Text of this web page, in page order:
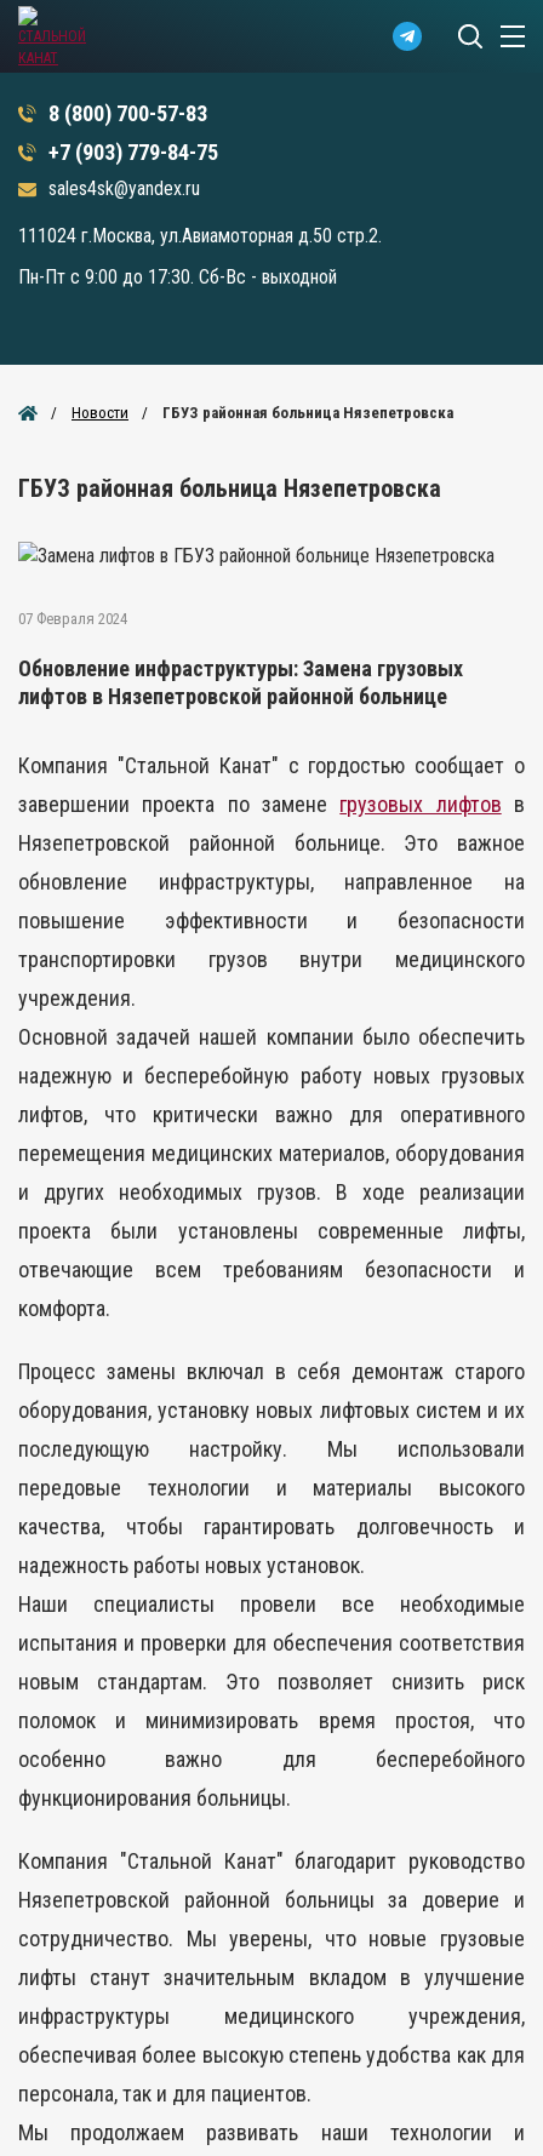
8 (800) 700-57-83
+7 (903) 779-84-75
sales4sk@yandex.ru
111024 г.Москва, ул.Авиамоторная д.50 стр.2.
Пн-Пт с 9:00 до 17:30. Сб-Вс - выходной
Новости ГБУЗ районная больница Нязепетровска
ГБУЗ районная больница Нязепетровска
07 Февраля 2024
Обновление инфраструктуры: Замена грузовых
лифтов в Нязепетровской районной больнице
Компания "Стальной Канат" с гордостью сообщает о
завершении проекта по замене грузовых лифтов в
Нязепетровской районной больнице. Это важное
обновление инфраструктуры, направленное на
повышение эффективности и безопасности
транспортировки грузов внутри медицинского
учреждения.
Основной задачей нашей компании было обеспечить
надежную и бесперебойную работу новых грузовых
лифтов, что критически важно для оперативного
перемещения медицинских материалов, оборудования
и других необходимых грузов. В ходе реализации
проекта были установлены современные лифты,
отвечающие всем требованиям безопасности и
комфорта.
Процесс замены включал в себя демонтаж старого
оборудования, установку новых лифтовых систем и их
последующую настройку. Мы использовали
передовые технологии и материалы высокого
качества, чтобы гарантировать долговечность и
надежность работы новых установок.
Наши специалисты провели все необходимые
испытания и проверки для обеспечения соответствия
новым стандартам. Это позволяет снизить риск
поломок и минимизировать время простоя, что
особенно важно для бесперебойного
функционирования больницы.
Компания "Стальной Канат" благодарит руководство
Нязепетровской районной больницы за доверие и
сотрудничество. Мы уверены, что новые грузовые
лифты станут значительным вкладом в улучшение
инфраструктуры медицинского учреждения,
обеспечивая более высокую степень удобства как для
персонала, так и для пациентов.
Мы продолжаем развивать наши технологии и